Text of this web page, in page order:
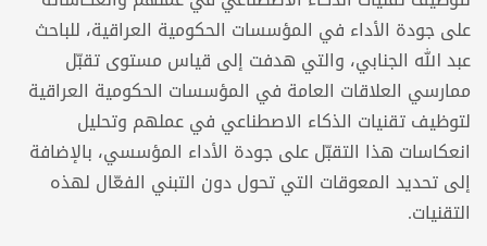
على جودة الأداء في المؤسسات الحكومية العراقية، للباحث
عبد الله الجنابي، والتي هدفت إلى قياس مستوى تقبّل
ممارسي العلاقات العامة في المؤسسات الحكومية العراقية
لتوظيف تقنيات الذكاء الاصطناعي في عملهم وتحليل
انعكاسات هذا التقبّل على جودة الأداء المؤسسي، بالإضافة
إلى تحديد المعوقات التي تحول دون التبني الفعّال لهذه
التقنيات.